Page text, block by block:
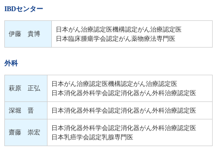
IBDセンター
伊藤 貴博
日本がん治療認定医機構認定がん治療認定医
日本臨床腫瘍学会認定がん薬物療法専門医
外科
萩原 正弘
日本がん治療認定医機構認定がん治療認定医
日本消化器外科学会認定消化器がん外科治療認定医
深堀 晋 日本消化器外科学会認定消化器がん外科治療認定医
齋藤 崇宏
日本消化器外科学会認定消化器がん外科治療認定医
日本乳癌学会認定乳腺専門医